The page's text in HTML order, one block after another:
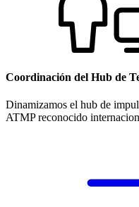
Coordinación del Hub de
Dinamizamos el hub de
ATMP reconocido